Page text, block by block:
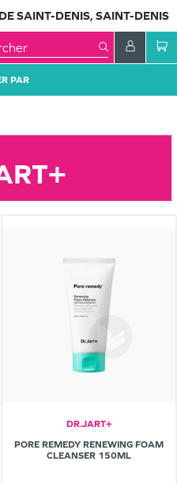
SAINT-DENIS, SAINT-DENIS
PAR
DR.JART+
PORE REMEDY RENEWING FOAM
CLEANSER 150ML